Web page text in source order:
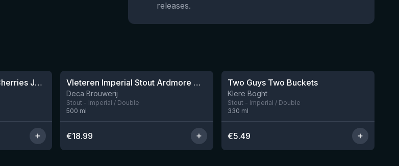
releases.
Nog 2
Bourbon County Brand Cherries Jubilee Stout (2025) Nog 1
Vleteren Imperial Stout Ardmore Whisky BA
Deca Brouwerij
Stout - Imperial / Double
500 ml
€18.99
Two Guys Two Buckets
Klere Boght
Stout - Imperial / Double
330 ml
€5.49